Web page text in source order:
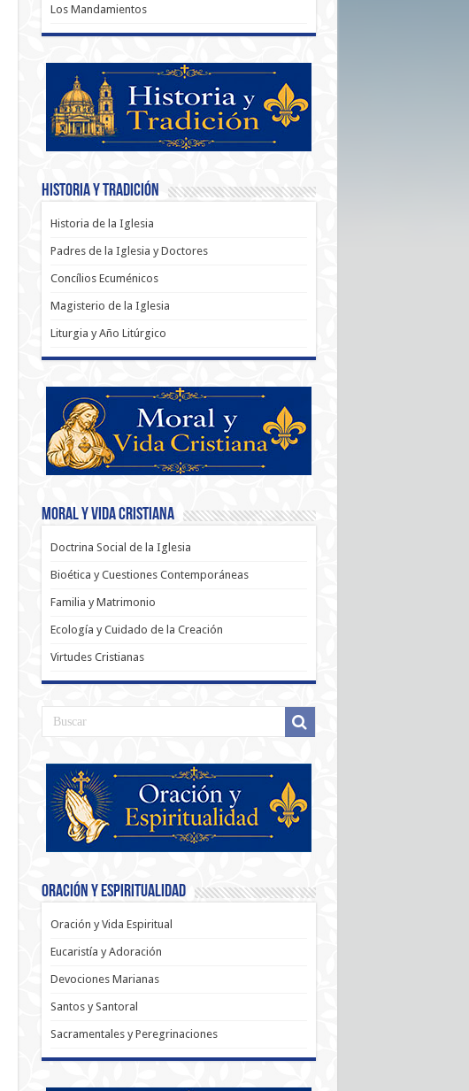
Los Mandamientos
Historia y Tradición
Historia de la Iglesia
Padres de la Iglesia y Doctores
Concílios Ecuménicos
Magisterio de la Iglesia
Liturgia y Año Litúrgico
Moral y Vida Cristiana
Doctrina Social de la Iglesia
Bioética y Cuestiones Contemporáneas
Familia y Matrimonio
Ecología y Cuidado de la Creación
Virtudes Cristianas
Oración y Espiritualidad
Oración y Vida Espiritual
Eucaristía y Adoración
Devociones Marianas
Santos y Santoral
Sacramentales y Peregrinaciones